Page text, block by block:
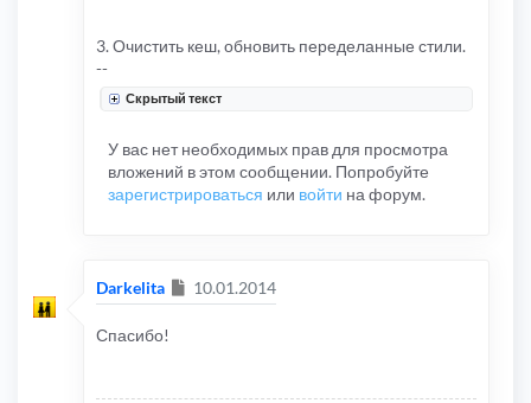
3. Очистить кеш, обновить переделанные стили.
--
Скрытый текст
У вас нет необходимых прав для просмотра
вложений в этом сообщении. Попробуйте
зарегистрироваться или войти на форум.
Darkelita Сообщение
10.01.2014
Спасибо!